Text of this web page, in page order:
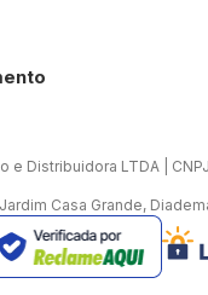
e Distribuidora LTDA |
Casa Grande,